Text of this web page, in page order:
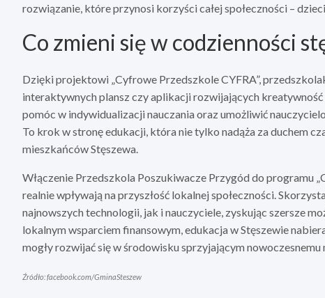
rozwiązanie, które przynosi korzyści całej społeczności –
Co zmieni się w codzienności
Dzięki projektowi „Cyfrowe Przedszkole CYFRA”,
interaktywnych plansz czy aplikacji rozwijających
pomóc w indywidualizacji nauczania oraz umożliwić
To krok w stronę edukacji, która nie tylko nadąża za duchem
mieszkańców Stęszewa.
Włączenie Przedszkola Poszukiwacze Przygód do programu
realnie wpływają na przyszłość lokalnej społeczności.
najnowszych technologii, jak i nauczyciele, zyskując szersze
lokalnym wsparciem finansowym, edukacja w Stęszewie
mogły rozwijać się w środowisku sprzyjającym nowoczesnemu
Źródło: facebook.com/GminaSteszew